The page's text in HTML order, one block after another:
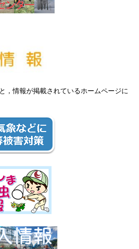
，情報が掲載されているホームページに